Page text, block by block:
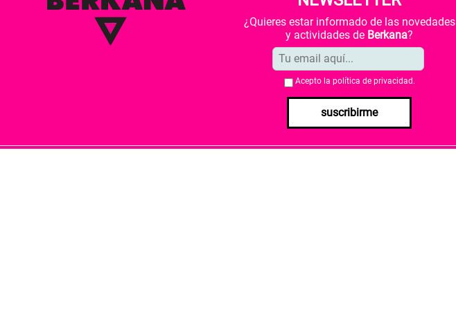
¿Quieres estar informado de las novedades
y actividades de Berkana?
Acepto la política de privacidad .
suscribirme